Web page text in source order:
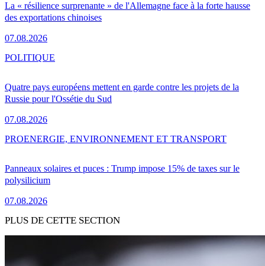
La « résilience surprenante » de l'Allemagne face à la forte hausse
des exportations chinoises
07.08.2026
Quatre pays européens mettent en garde contre les projets de la
Russie pour l'Ossétie du Sud
07.08.2026
POLITIQUE
Panneaux solaires et puces : Trump impose 15% de taxes sur le
polysilicium
07.08.2026
PROENERGIE, ENVIRONNEMENT ET TRANSPORT
PLUS DE CETTE SECTION